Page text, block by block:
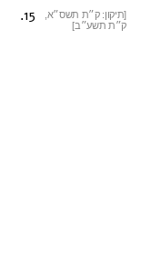
15
.
[תיקון: ק״ת תשס״א,
ק״ת תשע״ב]